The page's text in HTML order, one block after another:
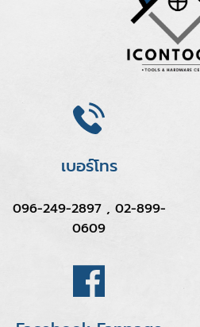
เบอร์โทร
096-249-2897 , 02-899-
0609